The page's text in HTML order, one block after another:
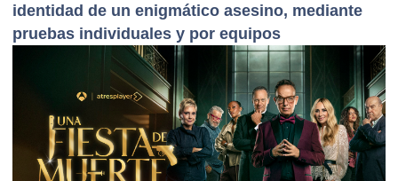
identidad de un enigmático asesino, mediante
pruebas individuales y por equipos